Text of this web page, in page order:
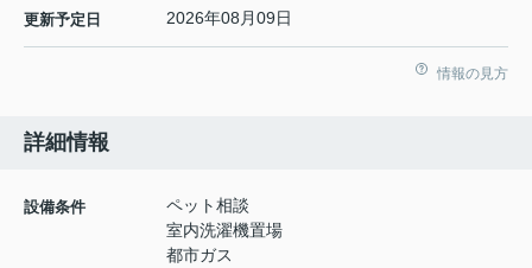
更新予定日 2026年08月09日
情報の見方
詳細情報
設備条件
ペット相談
室内洗濯機置場
都市ガス